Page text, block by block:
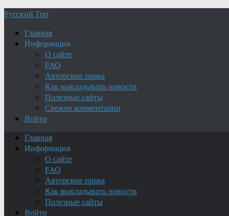
Русский Топ
Главная
Информация
О сайте
FAQ
Авторские права
Как выкладывать новости
Полезные сайты
Свежие комментарии
Войти
Главная
Информация
О сайте
FAQ
Авторские права
Как выкладывать новости
Полезные сайты
Войти